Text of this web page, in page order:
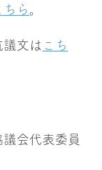
ちら 。
文は こち
会代表委員